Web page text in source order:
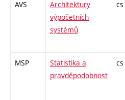
AVS
Architektury
výpočetních
systémů
cs
MSP
Statistika a
pravděpodobnost
cs